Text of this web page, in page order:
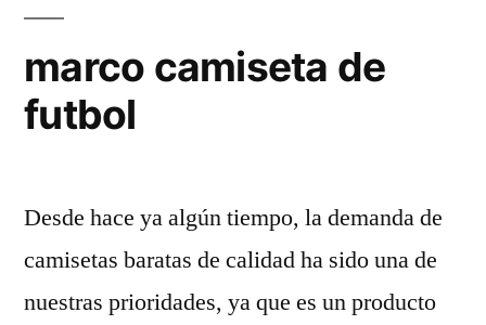
marco camiseta de
futbol
Desde hace ya algún tiempo, la demanda de
camisetas baratas de calidad ha sido una de
nuestras prioridades, ya que es un producto